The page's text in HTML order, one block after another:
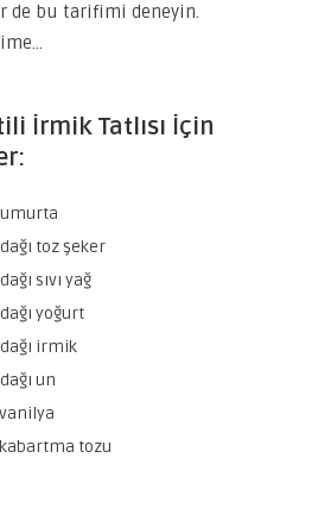
de bu tarifimi deneyin.
İrmik Tatlısı İçin
toz şeker
sıvı yağ
yoğurt
irmik
un
tozu